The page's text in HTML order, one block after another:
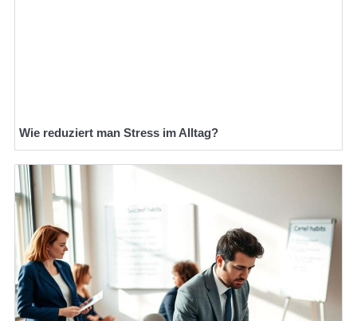
Wie reduziert man Stress im Alltag?